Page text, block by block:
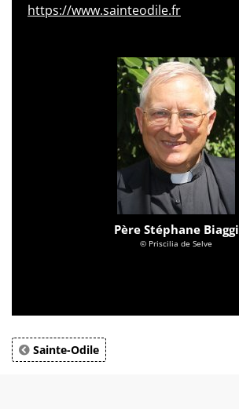
https://www.sainteodile.fr
Père Stéphane Biaggi
© Priscilia de Selve
Sainte-Odile